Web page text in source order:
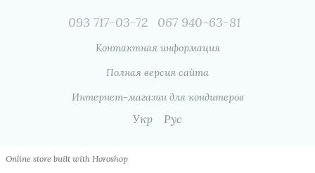
093 717-03-72 067 940-63-81
Контактная информация
Полная версия сайта
Интернет-магазин для кондитеров
Укр Рус
Online store built with Horoshop